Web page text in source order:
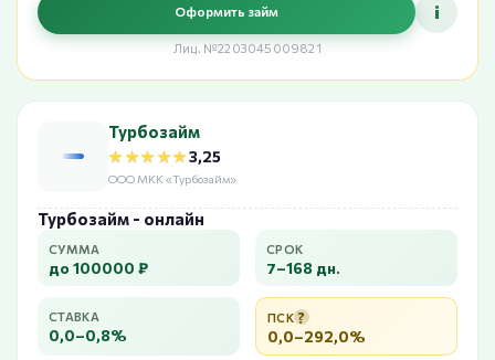
Оформить займ i
Лиц. №2203045009821
Турбозайм
★★★★★
★★★★★3,25
ООО МКК «Турбозайм»
Турбозайм - онлайн
СУММА
до 100000 ₽
СРОК
7–168 дн.
СТАВКА
0,0–0,8%
ПСК ?
0,0–292,0%